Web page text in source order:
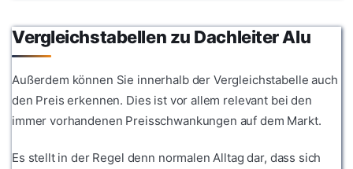
Vergleichstabellen zu Dachleiter Alu
Außerdem können Sie innerhalb der Vergleichstabelle auch
den Preis erkennen. Dies ist vor allem relevant bei den
immer vorhandenen Preisschwankungen auf dem Markt.
Es stellt in der Regel denn normalen Alltag dar, dass sich